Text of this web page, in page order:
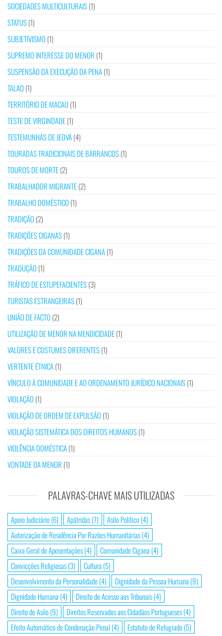
SOCIEDADES MULTICULTURAIS(1)
STATUS(1)
SUBJETIVISMO (1)
SUPREMO INTERESSE DO MENOR (1)
SUSPENSÃO DA EXECUÇÃO DA PENA(1)
TALAQ(1)
TERRITÓRIO DE MACAU(1)
TESTE DE VIRGINDADE(1)
TESTEMUNHAS DE JEOVÁ(4)
TOURADAS TRADICIONAIS DE BARRANCOS(1)
TOUROS DE MORTE(2)
TRABALHADOR MIGRANTE(2)
TRABALHO DOMÉSTICO (1)
TRADIÇÃO (2)
TRADIÇÕES CIGANAS(1)
TRADIÇÕES DA COMUNIDADE CIGANA(1)
TRADUÇÃO (1)
TRÁFICO DE ESTUPEFACIENTES(3)
TURISTAS ESTRANGEIRAS(1)
UNIÃO DE FACTO (2)
UTILIZAÇÃO DE MENOR NA MENDICIDADE(1)
VALORES E COSTUMES DIFERENTES(1)
VERTENTE ÉTNICA(1)
VÍNCULO À COMUNIDADE E AO ORDENAMENTO JURÍDICO NACIONAIS(1)
VIOLAÇÃO (1)
VIOLAÇÃO DE ORDEM DE EXPULSÃO (1)
VIOLAÇÃO SISTEMÁTICA DOS DIREITOS HUMANOS(1)
VIOLÊNCIA DOMÉSTICA(1)
VONTADE DA MENOR (1)
PALAVRAS-CHAVE MAIS UTILIZADAS
Apoio Judiciário(6) Apátridas(7) Asilo Político(4)
Autorização de Residência Por Razões Humanitárias(4)
Caixa Geral de Aposentações(4) Comunidade Cigana (4)
Convicções Religiosas(3) Cultura (5)
Desenvolvimento da Personalidade(4) Dignidade da Pessoa Humana (9)
Dignidade Humana (4) Direito de Acesso aos Tribunais(4)
Direito de Asilo(9) Direitos Reservados aos Cidadãos Portugueses(4)
Efeito Automático de Condenação Penal (4) Estatuto de Refugiado(5)